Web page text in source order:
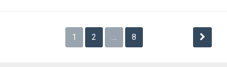
1 2 … 8